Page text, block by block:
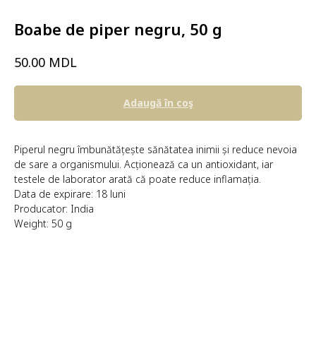
Boabe de piper negru, 50 g
50.00 MDL
Adaugă în coş
Piperul negru îmbunătățește sănătatea inimii și reduce nevoia
de sare a organismului. Acționează ca un antioxidant, iar
testele de laborator arată că poate reduce inflamația.
Data de expirare: 18 luni
Producator: India
Weight: 50 g